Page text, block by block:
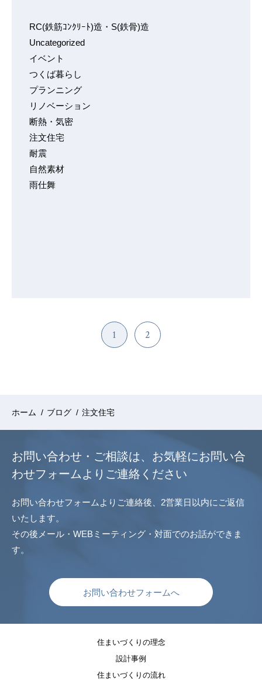
RC(鉄筋ｺﾝｸﾘｰﾄ)造・S(鉄骨)造
Uncategorized
イベント
つくば暮らし
プランニング
リノベーション
断熱・気密
注文住宅
耐震
自然素材
雨仕舞
1 2
ホーム / ブログ / 注文住宅
お問い合わせ・ご相談は、 お気軽にお問い合
わせフォームよりご連絡ください
お問い合わせフォームよりご連絡後、2営業日以内にご返信
いたします。
その後メール・WEBミーティング・対面でのお話ができま
す。
お問い合わせフォームへ
住まいづくりの理念
設計事例
住まいづくりの流れ